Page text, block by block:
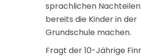
sprachlichen
bereits die Kinder in der
Grundschule machen.
Fragt der 10-Jährige